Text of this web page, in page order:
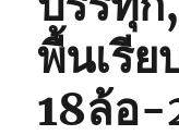
พื้นเรีย
18ล้อ-